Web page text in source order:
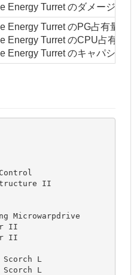
Energy Turret のダメージ
Energy Turret のPG占有量 -
Energy Turret のCPU占有量 -
Energy Turret のキャパシタ消
II
Microwarpdrive
II
II
L
L